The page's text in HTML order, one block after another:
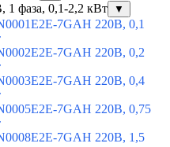
1 фаза, 0,1-2,2 кВт ▼
7GAH 220В, 0,1
7GAH 220В, 0,2
7GAH 220В, 0,4
7GAH 220В, 0,75
7GAH 220В, 1,5